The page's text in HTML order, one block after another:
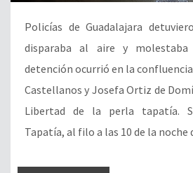
Policías de Guadalajara
disparaba al aire y
detención ocurrió en la
Castellanos y Josefa Ortiz de
Libertad de la perla tapatía.
Tapatía, al filo a las 10 de la